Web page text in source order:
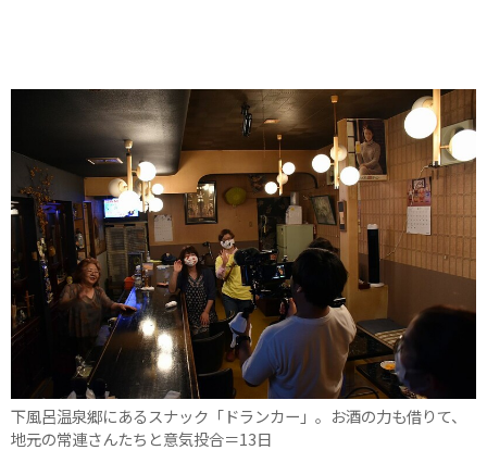
下風呂温泉郷にあるスナック「ドランカー」。お酒の力も借りて、
地元の常連さんたちと意気投合＝13日